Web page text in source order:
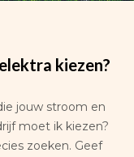
kiezen?
jouw stroom en
moet ik kiezen?
zoeken. Geef